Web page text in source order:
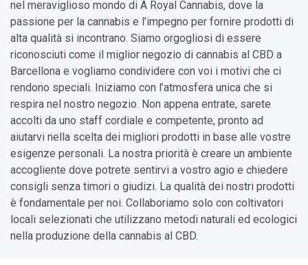
nel meraviglioso mondo di A Royal Cannabis, dove la
passione per la cannabis e l’impegno per fornire prodotti di
alta qualità si incontrano. Siamo orgogliosi di essere
riconosciuti come il miglior negozio di cannabis al CBD a
Barcellona e vogliamo condividere con voi i motivi che ci
rendono speciali. Iniziamo con l’atmosfera unica che si
respira nel nostro negozio. Non appena entrate, sarete
accolti da uno staff cordiale e competente, pronto ad
aiutarvi nella scelta dei migliori prodotti in base alle vostre
esigenze personali. La nostra priorità è creare un ambiente
accogliente dove potrete sentirvi a vostro agio e chiedere
consigli senza timori o giudizi. La qualità dei nostri prodotti
è fondamentale per noi. Collaboriamo solo con coltivatori
locali selezionati che utilizzano metodi naturali ed ecologici
nella produzione della cannabis al CBD.